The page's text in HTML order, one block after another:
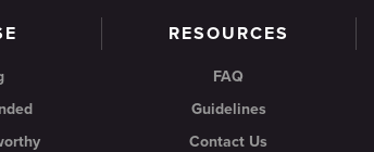
RESOURCES
FAQ
Guidelines
Contact Us